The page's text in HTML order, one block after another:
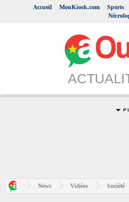
Accueil MonKiosk.com Sports
News Vidéos Société